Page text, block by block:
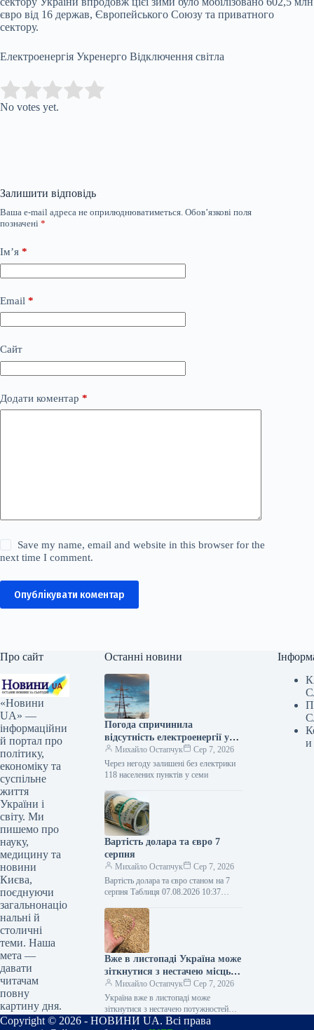
євро від 16 держав, Європейського Союзу та приватного
сектору.
Електроенергія Укренерго Відключення світла
Rate this item:
No votes yet.
Залишити відповідь
Ваша e-mail адреса не оприлюднюватиметься. Обов’язкові поля
позначені *
Ім’я *
Email *
Сайт
Додати коментар *
Save my name, email and website in this browser for the
next time I comment.
Опублікувати коментар
Про сайт
«Новини
UA» —
інформаційни
й портал про
політику,
економіку та
суспільне
життя
України і
світу. Ми
пишемо про
науку,
медицину та
новини
Києва,
поєднуючи
загальнонаціо
нальні й
столичні
теми. Наша
мета —
давати
читачам
повну
картину дня.
Останні новини
Погода спричинила
відсутність електроенергії у
118 населених пунктах шести
областей.
Михайло Остапчук
Сер 7, 2026
Через негоду залишені без електрики
118 населених пунктів у семи
Вартість долара та євро 7
серпня
Михайло Остапчук
Сер 7, 2026
Вартість долара та євро станом на 7
серпня Таблиця 07.08.2026 10:37
дорожчим на 8 копійок, євро…
Вже в листопаді Україна може
зіткнутися з нестачею місць
для зберігання зернових.
Михайло Остапчук
Сер 7, 2026
Україна вже в листопаді може
зіткнутися з нестачею потужностей
для зберігання зерна 07.08.2026 11:34
и
Copyright © 2026 - НОВИНИ UA. Всі права